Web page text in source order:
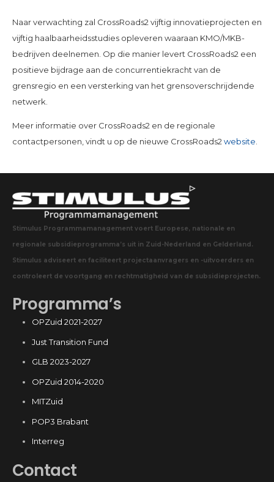
Naar verwachting zal CrossRoads2 vijftig innovatieprojecten en
vijftig haalbaarheidsstudies opleveren waaraan KMO/MKB-
bedrijven deelnemen. Op die manier levert CrossRoads2 een
positieve bijdrage aan de concurrentiekracht van de
grensregio en een versterking van het grensoverschrijdende
netwerk.
Meer informatie over CrossRoads2 en de regionale
contactpersonen, vindt u op de nieuwe CrossRoads2 website
Stimulus Programmamanagement voert Europese, nationale en
regionale subsidieprogramma’s uit in Zuid-Nederland en Gelderland.
Stimulus adviseert en faciliteert projectaanvragers en -uitvoerders en
controleert de voortgang en rechtmatigheid van de subsidieprojecten.
Programma’s
OPZuid 2021-2027
Just Transition Fund
GLB 2023-2027
OPZuid 2014-2020
MITZuid
POP3 Brabant
Interreg
Contact